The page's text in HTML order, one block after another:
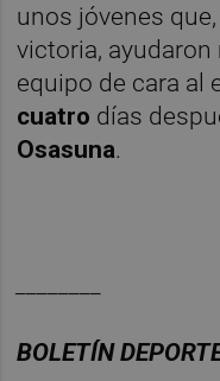
unos jóvenes
victoria, ayudaron
equipo de cara al
cuatro días
Osasuna.
BOLETÍN